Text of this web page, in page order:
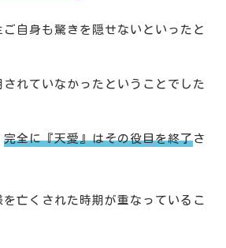
自身も驚きを隠せないといったと
れていなかったということでした
完全に『天愛』はその役目を終了さ
亡くされた時期が重なっているこ